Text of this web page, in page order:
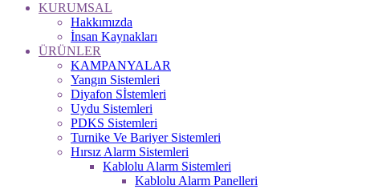
KURUMSAL
Hakkımızda
İnsan Kaynakları
ÜRÜNLER
KAMPANYALAR
Yangın Sistemleri
Diyafon Sİstemleri
Uydu Sistemleri
PDKS Sistemleri
Turnike Ve Bariyer Sistemleri
Hırsız Alarm Sistemleri
Kablolu Alarm Sistemleri
Kablolu Alarm Panelleri